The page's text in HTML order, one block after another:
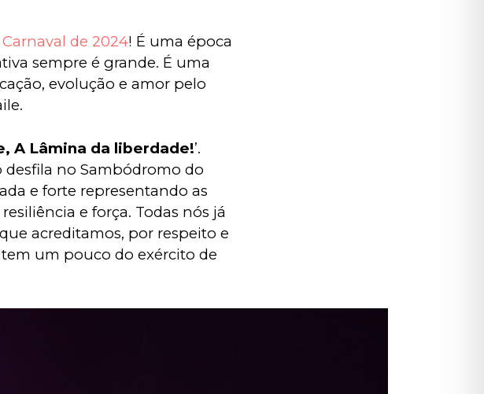
Carnaval de 2024! É uma época
sempre é grande. É uma
evolução e amor pelo
A Lâmina da liberdade!’.
desfila no Sambódromo do
e forte representando as
e força. Todas nós já
acreditamos, por respeito e
um pouco do exército de